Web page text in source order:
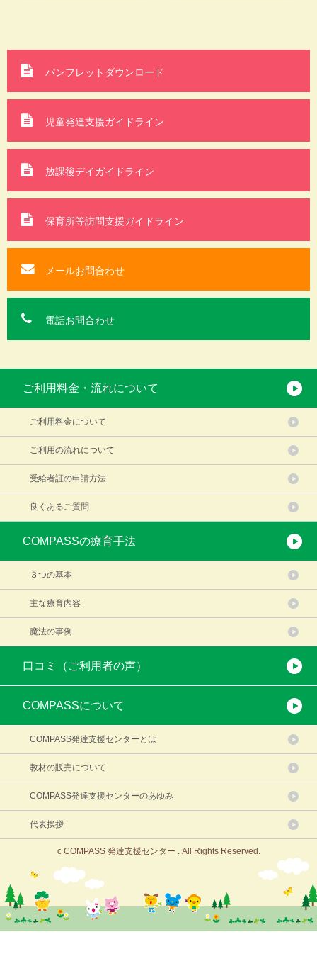
ご利用料金・流れについて
ご利用料金について
ご利用の流れについて
受給者証の申請方法
良くあるご質問
COMPASSの療育手法
３つの基本
主な療育内容
魔法の事例
口コミ（ご利用者の声）
COMPASSについて
COMPASS発達支援センターとは
教材の販売について
COMPASS発達支援センターのあゆみ
代表挨拶
パンフレットダウンロード
児童発達支援ガイドライン
放課後デイガイドライン
保育所等訪問支援ガイドライン
メールお問合わせ
電話お問合わせ
c COMPASS 発達支援センター . All Rights Reserved.